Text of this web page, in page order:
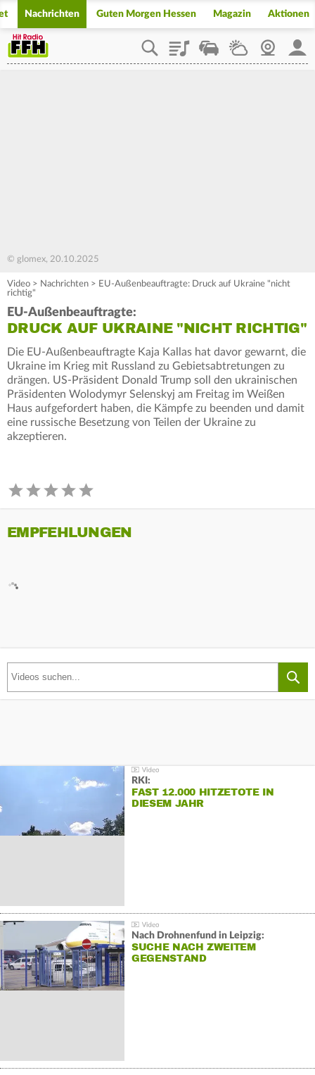
Nachrichten Guten Morgen Hessen Magazin Aktionen
PlaylistStaupilotWetterWebcam
© glomex, 20.10.2025
Video > Nachrichten > EU-Außenbeauftragte: Druck auf Ukraine "nicht
richtig"
EU-Außenbeauftragte:
DRUCK AUF UKRAINE "NICHT RICHTIG"
Die EU-Außenbeauftragte Kaja Kallas hat davor gewarnt, die
Ukraine im Krieg mit Russland zu Gebietsabtretungen zu
drängen. US-Präsident Donald Trump soll den ukrainischen
Präsidenten Wolodymyr Selenskyj am Freitag im Weißen
Haus aufgefordert haben, die Kämpfe zu beenden und damit
eine russische Besetzung von Teilen der Ukraine zu
akzeptieren.
EMPFEHLUNGEN
RKI:
FAST 12.000 HITZETOTE IN
DIESEM JAHR
Nach Drohnenfund in Leipzig:
SUCHE NACH ZWEITEM
GEGENSTAND